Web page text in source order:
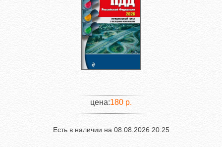
цена:180 р.
Есть в наличии на 08.08.2026 20:25